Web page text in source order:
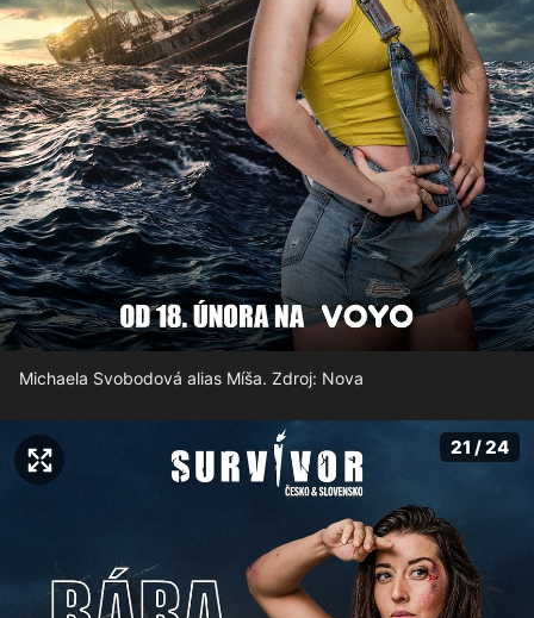
Michaela Svobodová alias Míša. Zdroj: Nova
21 / 24